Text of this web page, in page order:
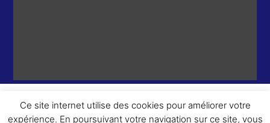
Ce site internet utilise des cookies pour améliorer votre
expérience. En poursuivant votre navigation sur ce site, vous